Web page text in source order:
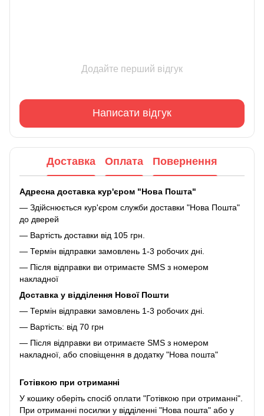
Додайте перший відгук
Написати відгук
Доставка Оплата Повернення
Адресна доставка кур'єром "Нова Пошта"
— Здійснюється кур'єром служби доставки "Нова Пошта"
до дверей
— Вартість доставки від 105 грн.
— Термін відправки замовлень 1-3 робочих дні.
— Після відправки ви отримаєте SMS з номером
накладної
Доставка у відділення Нової Пошти
— Термін відправки замовлень 1-3 робочих дні.
— Вартість: від 70 грн
— Після відправки ви отримаєте SMS з номером
накладної, або сповіщення в додатку "Нова пошта"
Готівкою при отриманні
У кошику оберіть спосіб оплати "Готівкою при отриманні".
При отриманні посилки у відділенні "Нова пошта" або у